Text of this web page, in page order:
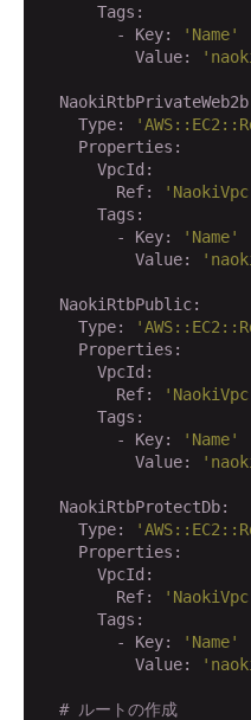
      Tags:
        - Key:
'Name'
          Value:
    Type:
    Properties:
      VpcId:
        Ref:
      Tags:
        - Key:
'Name'
          Value:
  NaokiRtbPublic:
    Type:
    Properties:
      VpcId:
        Ref:
      Tags:
        - Key:
'Name'
          Value:
  NaokiRtbProtectDb:
    Type:
    Properties:
      VpcId:
        Ref:
      Tags:
        - Key:
'Name'
          Value:
# ルートの作成